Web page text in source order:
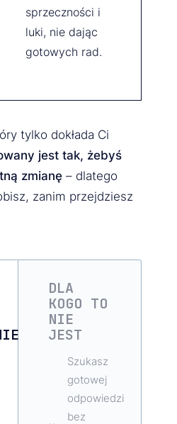
sprzeczności i
luki, nie dając
gotowych rad.
tylko dokłada Ci
jest tak, żebyś
zmianę – dlatego
zanim przejdziesz
DLA
KOGO TO
NIE
JEST
Szukasz
gotowej
odpowiedzi
bez